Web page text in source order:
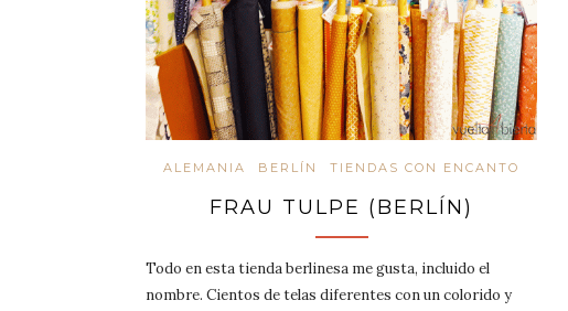
ALEMANIA BERLÍN TIENDAS CON ENCANTO
FRAU TULPE (BERLÍN)
Todo en esta tienda berlinesa me gusta, incluido el
nombre. Cientos de telas diferentes con un colorido y